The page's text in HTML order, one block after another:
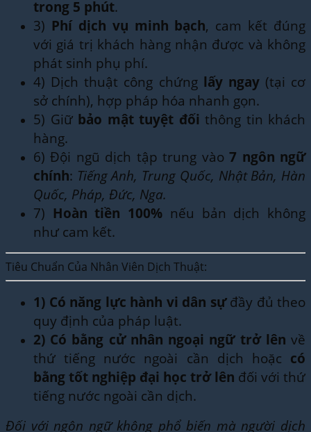
trong 5 phút.
3) Phí dịch vụ minh bạch, cam kết đúng
với giá trị khách hàng nhận được và không
phát sinh phụ phí.
4) Dịch thuật công chứng lấy ngay(tại cơ
sở chính), hợp pháp hóa nhanh gọn.
5) Giữ bảo mật tuyệt đối thông tin khách
hàng.
6) Đội ngũ dịch tập trung vào7 ngôn ngữ
chính: Tiếng Anh, Trung Quốc, Nhật Bản, Hàn
Quốc, Pháp, Đức, Nga.
7) Hoàn tiền 100% nếu bản dịch không
như cam kết.
Tiêu Chuẩn Của Nhân Viên Dịch Thuật:
1) Có năng lực hành vi dân sựđầy đủ theo
quy định của pháp luật.
2) Có bằng cử nhân ngoại ngữ trở lên về
thứ tiếng nước ngoài cần dịch hoặc có
bằng tốt nghiệp đại học trở lên đối với thứ
tiếng nước ngoài cần dịch.
Đối với ngôn ngữ không phổ biến mà người dịch